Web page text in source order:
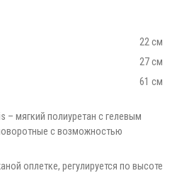
22 см
27 см
61 см
– мягкий полиуретан с гелевым
с возможностью
оплетке, регулируется по высоте